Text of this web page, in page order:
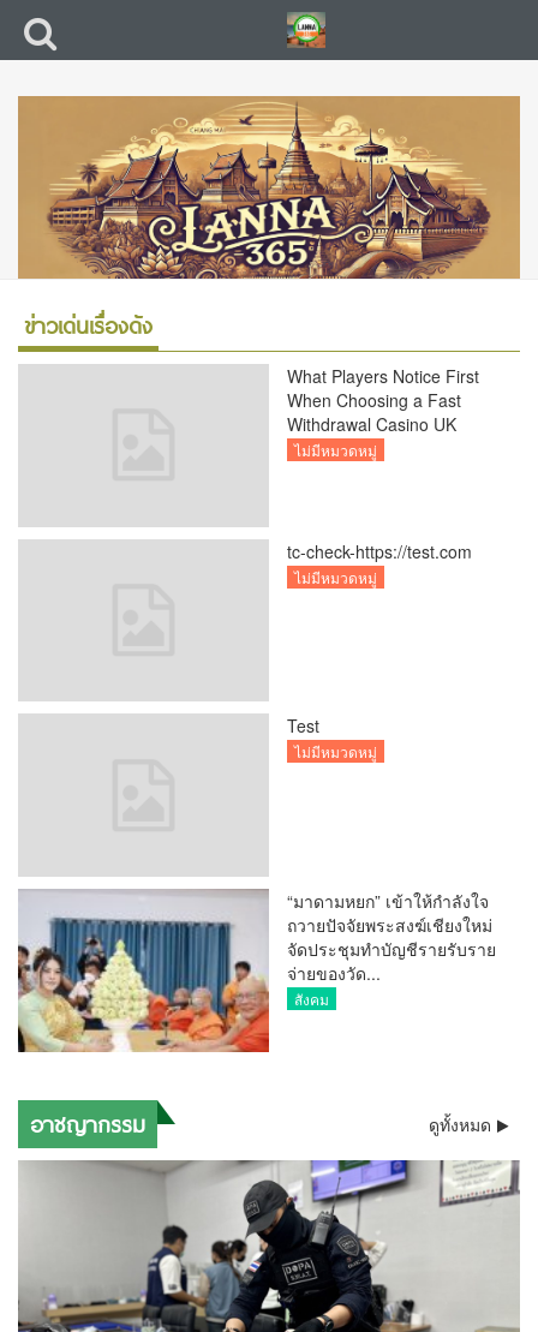
ข่าวเด่นเรื่องดัง
What Players Notice First
When Choosing a Fast
Withdrawal Casino UK
ไม่มีหมวดหมู่
tc-check-https://test.com
ไม่มีหมวดหมู่
Test
ไม่มีหมวดหมู่
“มาดามหยก” เข้าให้กำลังใจ
ถวายปัจจัยพระสงฆ์เชียงใหม่
จัดประชุมทำบัญชีรายรับราย
จ่ายของวัด...
สังคม
อาชญากรรม ดูทั้งหมด